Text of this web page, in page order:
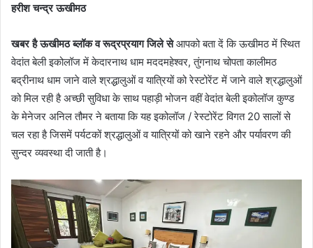
हरीश चन्द्र ऊखीमठ
खबर है ऊखीमठ ब्लॉक व रूद्रप्रयाग जिले सेआपको बता दें कि ऊखीमठ में स्थित
वेदांत बेली इकोलॉज में केदारनाथ धाम मददमहेश्वर, तुंगनाथ चोपता कालीमठ
बद्रीनाथ धाम जाने वाले श्रद्धालुओं व यात्रियों को रेस्टोरेंट में जाने वाले श्रद्धालुओं
को मिल रही है अच्छी सुविधा के साथ पहाड़ी भोजन वहीं वेदांत बेली इकोलॉज कुण्ड
के मेनेजर अनिल तौमर ने बताया कि यह इकोलॉज / रेस्टोरेंट विगत 20 सालों से
चल रहा है जिसमें पर्यटकों श्रद्धालुओं व यात्रियों को खाने रहने और पर्यावरण की
सुन्दर व्यवस्था दी जाती है।